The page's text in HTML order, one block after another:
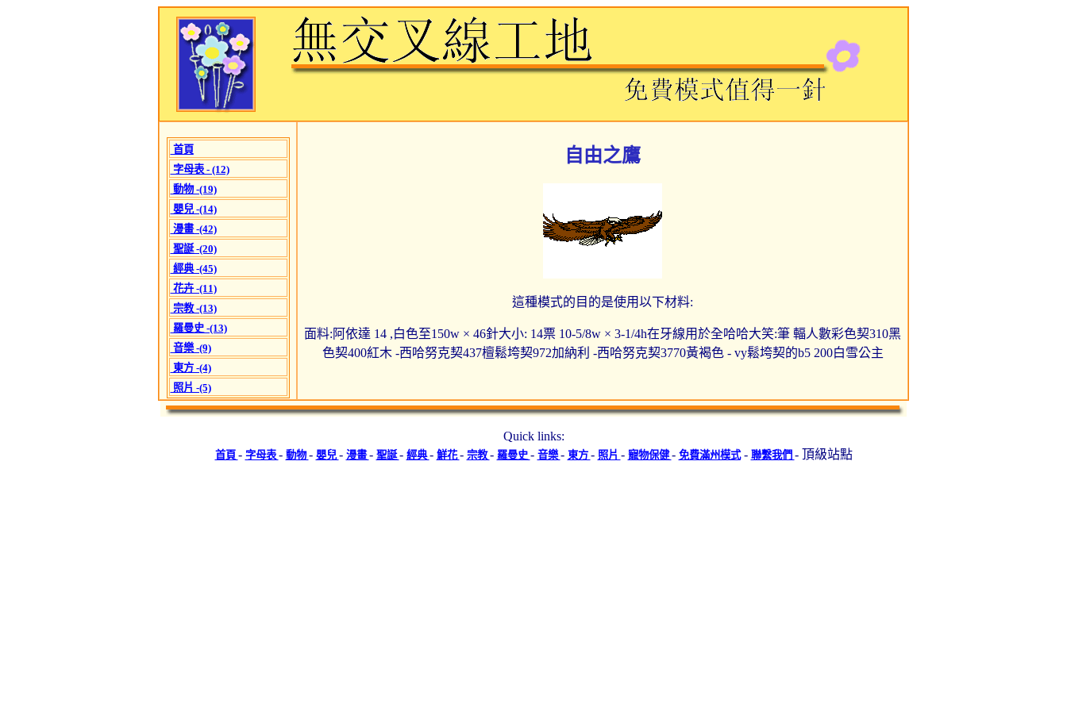
首頁
字母表 - (12)
動物 -(19)
嬰兒 -(14)
漫畫 -(42)
聖誕 -(20)
經典 -(45)
花卉 -(11)
宗教 -(13)
羅曼史 -(13)
音樂 -(9)
東方 -(4)
照片 -(5)
自由之鷹
這種模式的目的是使用以下材料:
面料:阿依達 14 ,白色至150w × 46針大小: 14票 10-5/8w × 3-1/4h在牙線用於全哈哈大笑:筆 輻人數彩色契310黑
色契400紅木 -西哈努克契437檀鬆垮契972加納利 -西哈努克契3770黃褐色 - vy鬆垮契的b5 200白雪公主
Quick links:
首頁 - 字母表 - 動物- 嬰兒- 漫畫- 聖誕- 經典- 鮮花- 宗教- 羅曼史 - 音樂- 東方 - 照片 - 寵物保健- 免費滿州模式- 聯繫我們 - 頂級站點